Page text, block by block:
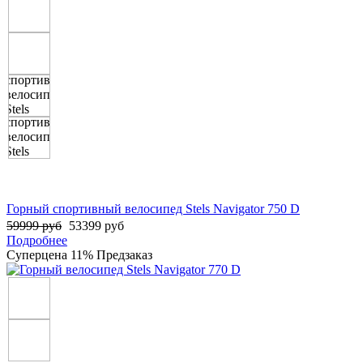
Горный спортивный велосипед Stels Navigator 750 D
59999 руб 53399 руб
Подробнее
Суперцена 11% Предзаказ